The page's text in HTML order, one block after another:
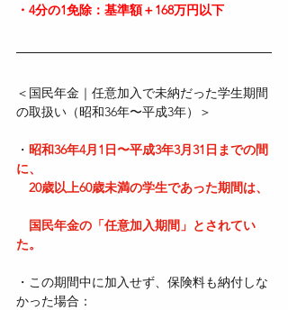
・4分の1免除：基準額＋168万円以下
＜国民年金｜任意加入で未納だった学生期間
の取扱い（昭和36年〜平成3年）＞
・ 昭和36年4月1日〜平成3年3月31日までの間
に、
20歳以上60歳未満の学生であった期間は、
国民年金の「任意加入期間」とされてい
た。
・この期間中に加入せず、保険料も納付しな
かった場合：